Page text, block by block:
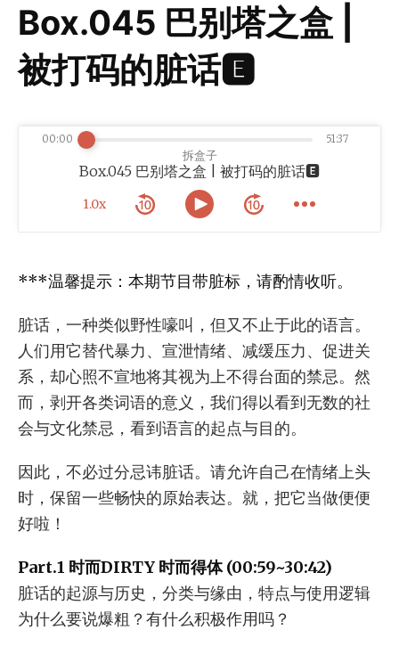
Box.045 巴别塔之盒 |
被打码的脏话🅴
拆盒子
Box.045 巴别塔之盒 | 被打码的脏话🅴
1.0x
00:00 51:37
***温馨提示：本期节目带脏标，请酌情收听。
脏话，一种类似野性嚎叫，但又不止于此的语言。
人们用它替代暴力、宣泄情绪、减缓压力、促进关
系，却心照不宣地将其视为上不得台面的禁忌。然
而，剥开各类词语的意义，我们得以看到无数的社
会与文化禁忌，看到语言的起点与目的。
因此，不必过分忌讳脏话。请允许自己在情绪上头
时，保留一些畅快的原始表达。就，把它当做便便
好啦！
Part.1 时而DIRTY 时而得体 (00:59~30:42)
脏话的起源与历史，分类与缘由，特点与使用逻辑
为什么要说爆粗？有什么积极作用吗？